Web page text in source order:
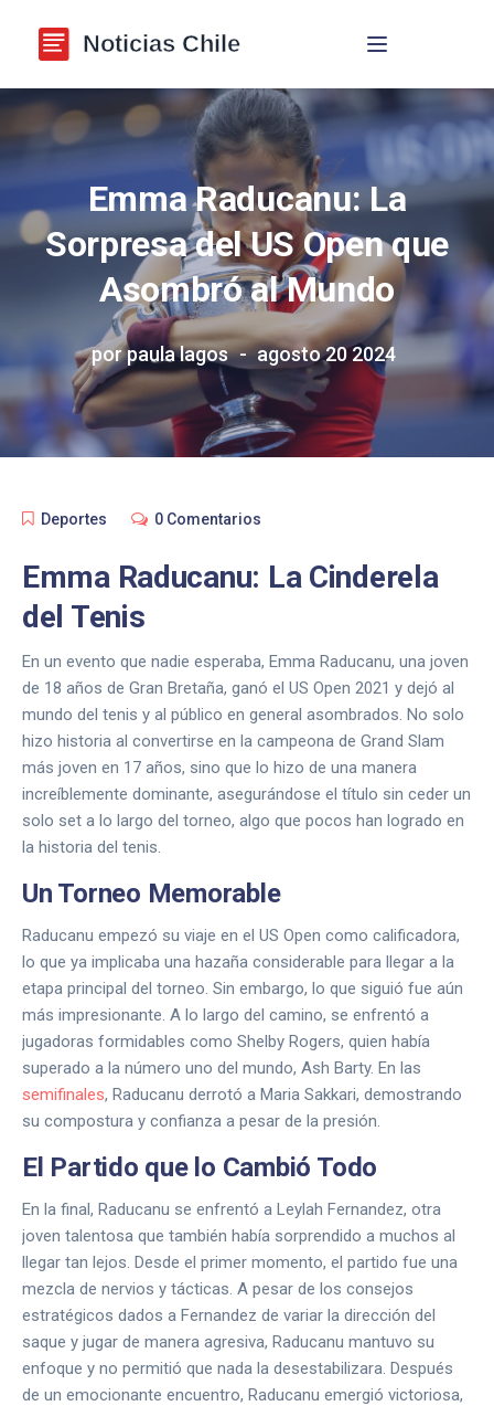
Navegación de
Emma Raducanu: La
Sorpresa del US Open que
Asombró al Mundo
por paula lagos agosto 20 2024
Deportes 0 Comentarios
Emma Raducanu: La Cinderela
del Tenis
En un evento que nadie esperaba, Emma Raducanu, una joven
de 18 años de Gran Bretaña, ganó el US Open 2021 y dejó al
mundo del tenis y al público en general asombrados. No solo
hizo historia al convertirse en la campeona de Grand Slam
más joven en 17 años, sino que lo hizo de una manera
increíblemente dominante, asegurándose el título sin ceder un
solo set a lo largo del torneo, algo que pocos han logrado en
la historia del tenis.
Un Torneo Memorable
Raducanu empezó su viaje en el US Open como calificadora,
lo que ya implicaba una hazaña considerable para llegar a la
etapa principal del torneo. Sin embargo, lo que siguió fue aún
más impresionante. A lo largo del camino, se enfrentó a
jugadoras formidables como Shelby Rogers, quien había
superado a la número uno del mundo, Ash Barty. En las
semifinales, Raducanu derrotó a Maria Sakkari, demostrando
su compostura y confianza a pesar de la presión.
El Partido que lo Cambió Todo
En la final, Raducanu se enfrentó a Leylah Fernandez, otra
joven talentosa que también había sorprendido a muchos al
llegar tan lejos. Desde el primer momento, el partido fue una
mezcla de nervios y tácticas. A pesar de los consejos
estratégicos dados a Fernandez de variar la dirección del
saque y jugar de manera agresiva, Raducanu mantuvo su
enfoque y no permitió que nada la desestabilizara. Después
de un emocionante encuentro, Raducanu emergió victoriosa,